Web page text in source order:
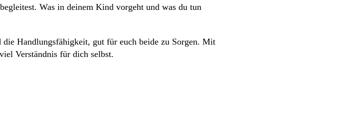
Was in deinem Kind vorgeht und was du tun
Handlungsfähigkeit, gut für euch beide zu Sorgen. Mit
Verständnis für dich selbst.